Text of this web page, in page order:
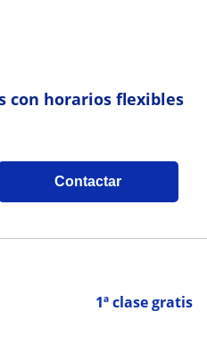
con horarios flexibles
Contactar
1ª clase gratis